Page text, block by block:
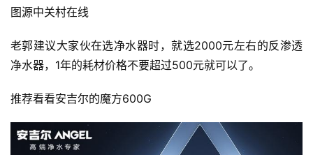
图源中关村在线
老郭建议大家伙在选净水器时，就选2000元左右的反渗透
净水器，1年的耗材价格不要超过500元就可以了。
推荐看看安吉尔的魔方600G